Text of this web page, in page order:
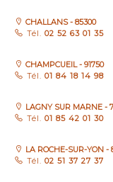
CHALLANS - 85300
Tél.
02 52 63 01 35
CHAMPCUEIL - 91750
Tél.
01 84 18 14 98
LAGNY SUR MARNE -
Tél.
01 85 42 01 30
LA ROCHE-SUR-YON -
Tél.
02 51 37 27 37